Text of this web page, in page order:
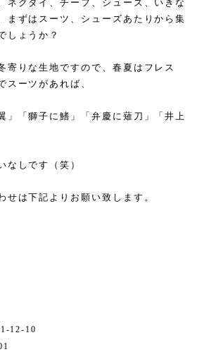
ネクタイ、チーフ、シューズ、いきな
まずはスーツ、シューズあたりから集
しょうか？
寄りな生地ですので、春夏はフレス
スーツがあれば、
」「獅子に鰭」「弁慶に薙刀」「井上
なしです（笑）
は下記よりお願い致します。
12-10